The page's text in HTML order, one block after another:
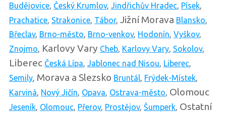
Budějovice, Český Krumlov, Jindřichův Hradec, Písek,
Prachatice, Strakonice, Tábor, Jižní Morava Blansko,
Břeclav, Brno-město, Brno-venkov, Hodonín, Vyškov,
Znojmo, Karlovy Vary Cheb, Karlovy Vary, Sokolov,
Liberec Česká Lípa, Jablonec nad Nisou, Liberec,
Semily, Morava a Slezsko Bruntál, Frýdek-Místek,
Karviná, Nový Jičín, Opava, Ostrava-město, Olomouc
Jeseník, Olomouc, Přerov, Prostějov, Šumperk, Ostatní